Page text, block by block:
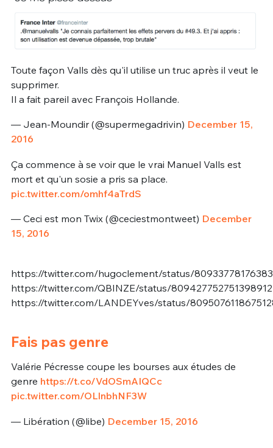
Toute façon Valls dès qu'il utilise un truc après il veut le
supprimer.
Il a fait pareil avec François Hollande.
— Jean-Moundir (@supermegadrivin) December 15,
2016
Ça commence à se voir que le vrai Manuel Valls est
mort et qu'un sosie a pris sa place.
pic.twitter.com/omhf4aTrdS
— Ceci est mon Twix (@ceciestmontweet) December
15, 2016
https://twitter.com/hugoclement/status/
https://twitter.com/QBINZE/status/809427752751398912
https://twitter.com/LANDEYves/status/
Fais pas genre
Valérie Pécresse coupe les bourses aux études de
genre https://t.co/VdOSmAIQCc
pic.twitter.com/OLlnbhNF3W
— Libération (@libe) December 15, 2016